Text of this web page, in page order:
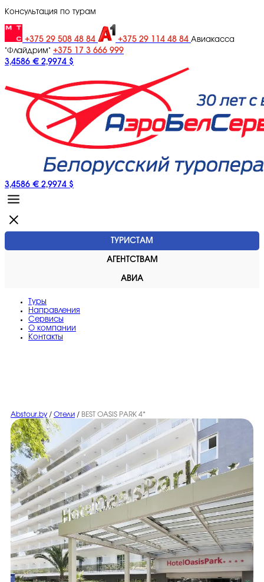
Консультация по турам
+375 29 508 48 84 +375 29 114 48 84 Авиакасса
"Флайдрим" +375 17 3 666 999
3,4586 € 2,9974 $
3,4586 € 2,9974 $
ТУРИСТАМ
АГЕНТСТВАМ
АВИА
Туры
Направления
Сервисы
O компании
Контакты
Abstour.by / Отели / BEST OASIS PARK 4*